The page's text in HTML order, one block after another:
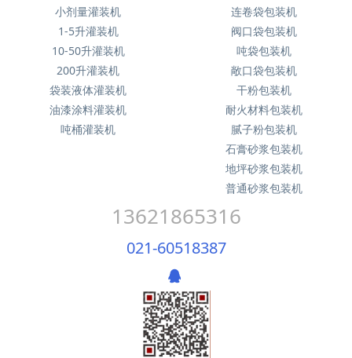
小剂量灌装机
1-5升灌装机
10-50升灌装机
200升灌装机
袋装液体灌装机
油漆涂料灌装机
吨桶灌装机
连卷袋包装机
阀口袋包装机
吨袋包装机
敞口袋包装机
干粉包装机
耐火材料包装机
腻子粉包装机
石膏砂浆包装机
地坪砂浆包装机
普通砂浆包装机
13621865316
021-60518387